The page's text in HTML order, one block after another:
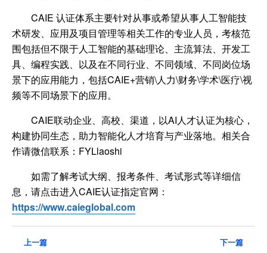
CAIE 认证体系主要针对从事或希望从事人工智能技
术研发、应用及项目管理等相关工作的专业人员，考核范
围包括但不限于人工智能的基础理论、主流算法、开发工
具、编程实践、以及在不同行业、不同领域、不同岗位场
景下的应用能力，包括CAIE+营销\人力\财务\学术\医疗\视
频等不同场景下的应用。
CAIE联动企业、高校、渠道，以AI人才认证为核心，
构建协同生态，助力智能化人才培育与产业落地。相关合
作请微信联系：FYLlaoshi
如需了解考试大纲、报考条件、考试形式等详细信
息，请点击进入CAIE认证指定官网：
https://www.caieglobal.com
上一篇 下一篇